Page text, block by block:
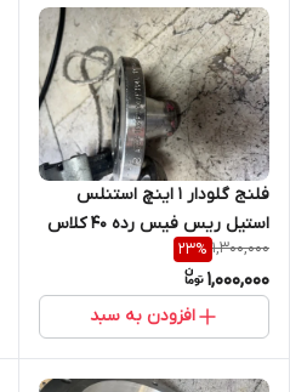
فلنج گلودار 1 اینچ استنلس
استیل ریس فیس رده 40 کلاس
150 از جنس SA182 F304/304L
1,300,000
23%
1,000,000
افزودن به سبد